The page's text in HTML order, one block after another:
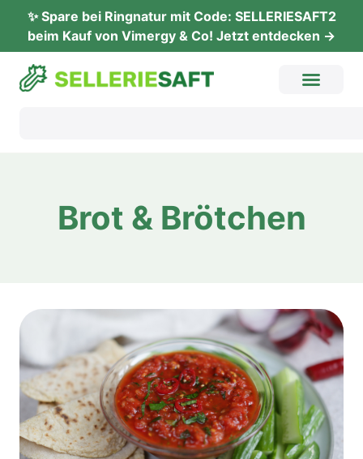
✨ Spare bei Ringnatur mit Code: SELLERIESAFT2
beim Kauf von Vimergy & Co! Jetzt entdecken →
Brot & Brötchen